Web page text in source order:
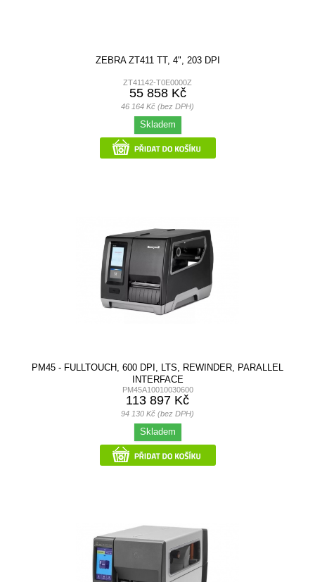
ZEBRA ZT411 TT, 4", 203 DPI
ZT41142-T0E0000Z
55 858 Kč
46 164 Kč (bez DPH)
Skladem
PM45 - FULLTOUCH, 600 DPI, LTS, REWINDER, PARALLEL
INTERFACE
PM45A10010030600
113 897 Kč
94 130 Kč (bez DPH)
Skladem